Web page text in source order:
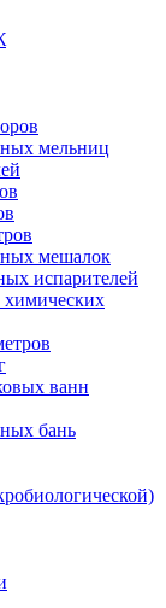
мельниц
мешалок
испарителей
химических
ванн
бань